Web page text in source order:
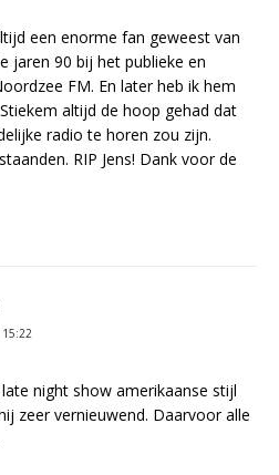
een enorme fan geweest van
jaren 90 bij het publieke en
FM. En later heb ik hem
altijd de hoop gehad dat
radio te horen zou zijn.
RIP Jens! Dank voor de
15:22
night show amerikaanse stijl
zeer vernieuwend. Daarvoor alle